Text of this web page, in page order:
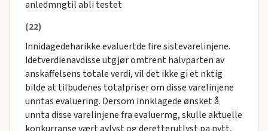
anledmngtil abli testet
(22)
Innidagedeharikke evaluertde fire sistevarelinjene.
Idetverdienavdisse utgjør omtrent halvparten av
anskaffelsens totale verdi, vil det ikke gi et nktig
bilde at tilbudenes totalpriser om disse varelinjene
unntas evaluering. Dersom innklagede ønsket å
unnta disse varelinjene fra evaluermg, skulle aktuelle